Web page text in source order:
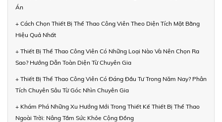
Án
+ Cách Chọn Thiết Bị Thể Thao Công Viên Theo Diện Tích Mặt Bằng
Hiệu Quả Nhất
+ Thiết Bị Thể Thao Công Viên Có Những Loại Nào Và Nên Chọn Ra
Sao? Hướng Dẫn Toàn Diện Từ Chuyên Gia
+ Thiết Bị Thể Thao Công Viên Có Đáng Đầu Tư Trong Năm Nay? Phân
Tích Chuyên Sâu Từ Góc Nhìn Chuyên Gia
+ Khám Phá Những Xu Hướng Mới Trong Thiết Kế Thiết Bị Thể Thao
Ngoài Trời: Nâng Tầm Sức Khỏe Cộng Đồng